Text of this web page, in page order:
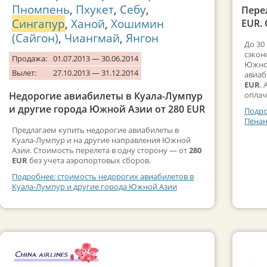
Пномпень, Пхукет, Себу,
Сингапур, Ханой, Хошимин
(Сайгон), Чиангмай, Янгон
Продажа: 01.07.2013 — 30.06.2014
Вылет:
27.10.2013 — 31.12.2014
Недорогие авиабилеты в Куала-Лумпур
и другие города Южной Азии от 280 EUR
Предлагаем купить недорогие авиабилеты в
Куала-Лумпур и на другие направления Южной
Азии. Стоимость перелета в одну сторону — от280
EURбез учета аэропортовых сборов.
Подробнее: стоимость недорогих авиабилетов в
Куала-Лумпур и другие города Южной Азии
До 30
EUR.